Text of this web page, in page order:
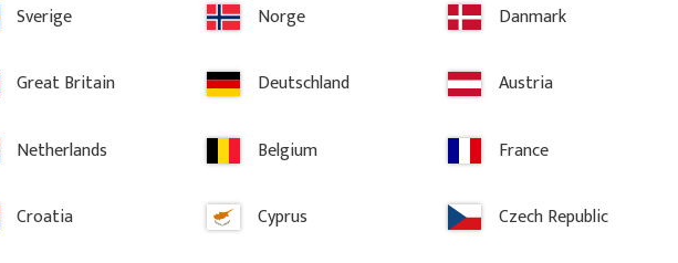
mm - Nr. 32-010
Överliggare i furu, 90 x 60 mm.
- Nr. 5-008-F
Räckesprofil i massiv furu med mjukt
mm - Nr.
Sverige Norge Danmark
Great Britain Deutschland Austria
Netherlands Belgium France
Croatia Cyprus Czech Republic